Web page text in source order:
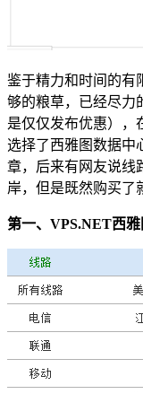
鉴于精力和时间的有
够的粮草，已经尽力
是仅仅发布优惠），
选择了西雅图数据中
章，后来有网友说线
岸，但是既然购买了
第一、VPS.NET西